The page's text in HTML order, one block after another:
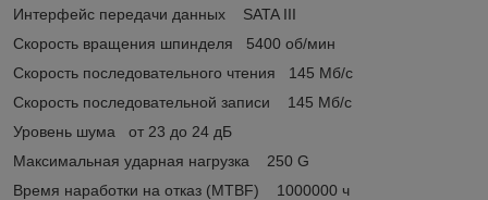
Интерфейс передачи данных SATA III
Скорость вращения шпинделя 5400 об/мин
Скорость последовательного чтения 145 Мб/с
Скорость последовательной записи 145 Мб/с
Уровень шума от 23 до 24 дБ
Максимальная ударная нагрузка 250 G
Время наработки на отказ (МТBF) 1000000 ч